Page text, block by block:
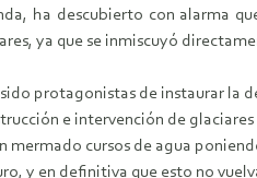
ha descubierto con alarma
ya que se inmiscuyó
protagonistas de instaurar la
e intervención de
cursos de agua
y en definitiva que esto no